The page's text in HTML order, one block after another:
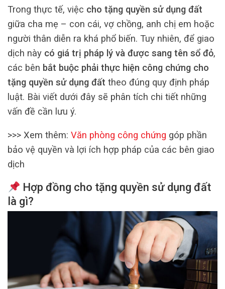
Trong thực tế, việc cho tặng quyền sử dụng đất
giữa cha mẹ – con cái, vợ chồng, anh chị em hoặc
người thân diễn ra khá phổ biến. Tuy nhiên, để giao
dịch này có giá trị pháp lý và được sang tên sổ đỏ,
các bên bắt buộc phải thực hiện công chứng cho
tặng quyền sử dụng đất theo đúng quy định pháp
luật. Bài viết dưới đây sẽ phân tích chi tiết những
vấn đề cần lưu ý.
>>> Xem thêm: Văn phòng công chứng góp phần
bảo vệ quyền và lợi ích hợp pháp của các bên giao
dịch
Hợp đồng cho tặng quyền sử dụng đất
là gì?